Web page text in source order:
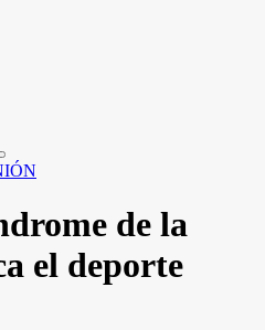
de la
el deporte